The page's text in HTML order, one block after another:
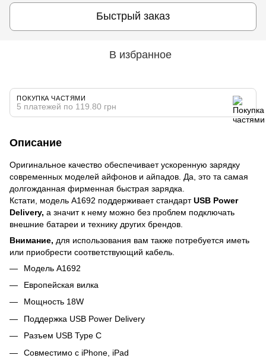
Быстрый заказ
В избранное
ПОКУПКА ЧАСТЯМИ
5 платежей по 119.80 грн
Описание
Оригинальное качество обеспечивает ускоренную зарядку
современных моделей айфонов и айпадов. Да, это та самая
долгожданная фирменная быстрая зарядка.
Кстати, модель A1692 поддерживает стандартUSB Power
Delivery, а значит к нему можно без проблем подключать
внешние батареи и технику других брендов.
Внимание, для использования вам также потребуется иметь
или приобрести соответствующий кабель.
Модель A1692
Европейская вилка
Мощность 18W
Поддержка USB Power Delivery
Разъем USB Type C
Совместимо с iPhone, iPad